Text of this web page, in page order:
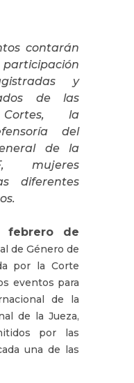
contarán
y
de las
la
del
de la
mujeres
diferentes
febrero de
de Género de
por la Corte
eventos para
de la
de la Jueza,
por las
una de las